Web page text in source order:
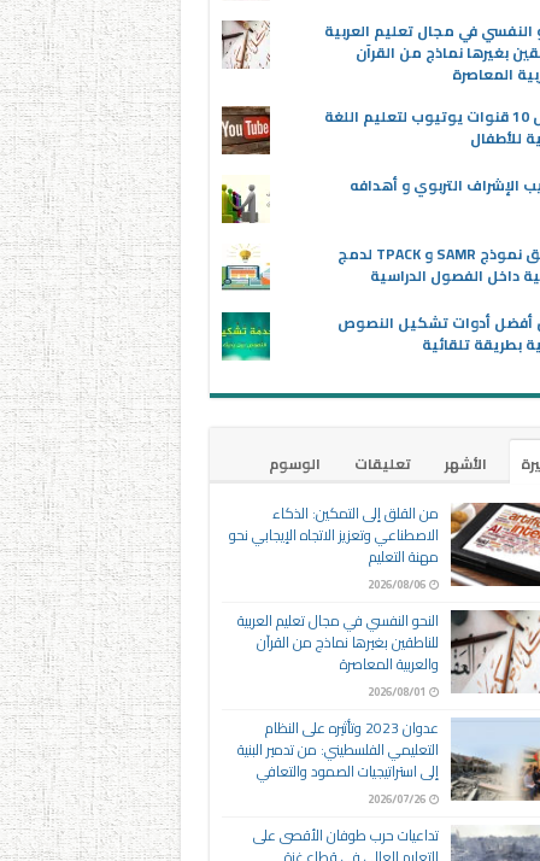
النفسي في مجال تعليم العربية
بغيرها نماذج من القرآن
المعاصرة
أفضل 10 قنوات يوتيوب لتعليم اللغة
للأطفال
الإشراف التربوي و أهدافه
تطبيق نموذج SAMR و TPACK لدمج
داخل الفصول الدراسية
أفضل أدوات تشكيل النصوص
بطريقة تلقائية
الأشهر تعليقات
الوسوم
من القلق إلى التمكين: الذكاء
الاصطناعي وتعزيز الاتجاه الإيجابي نحو
مهنة التعليم
2026/08/06
النحو النفسي في مجال تعليم العربية
للناطقين بغيرها نماذج من القرآن
والعربية المعاصرة
2026/08/01
عدوان 2023 وتأثيره على النظام
التعليمي الفلسطيني: من تدمير البنية
إلى استراتيجيات الصمود والتعافي
2026/07/26
تداعيات حرب طوفان الأقصى على